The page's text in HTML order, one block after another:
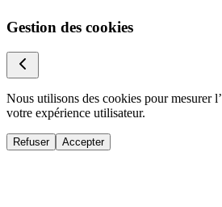
Gestion des cookies
Nous utilisons des cookies pour mesurer
votre expérience utilisateur.
Refuser Accepter